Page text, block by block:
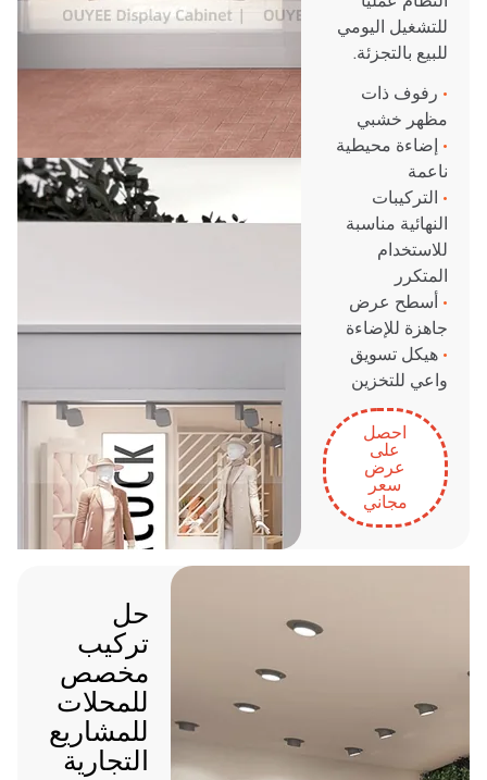
للتشغيل اليومي
للبيع بالتجزئة.
• رفوف ذات
مظهر خشبي
• إضاءة محيطية
ناعمة
• التركيبات
النهائية مناسبة
للاستخدام
المتكرر
• أسطح عرض
جاهزة للإضاءة
• هيكل تسويق
واعي للتخزين
احصل
على
عرض
سعر
مجاني
حل
تركيب
مخصص
للمحلات
للمشاريع
التجارية